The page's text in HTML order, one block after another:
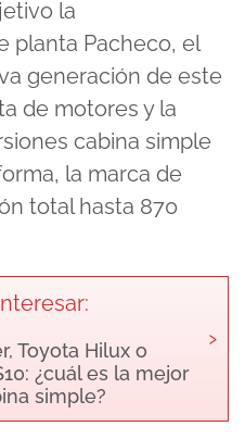
la
planta Pacheco, el
generación de este
de motores y la
cabina simple
la marca de
total hasta 870
Toyota Hilux o
¿cuál es la mejor
simple?
›